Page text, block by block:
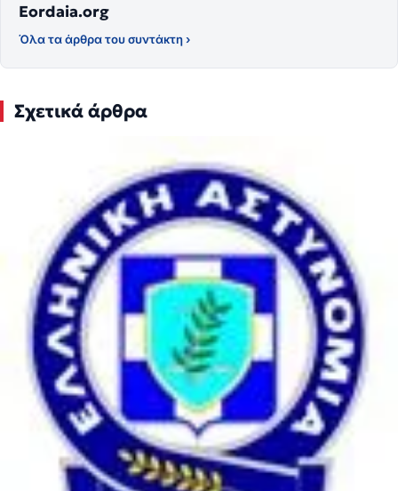
Eordaia.org
Όλα τα άρθρα του συντάκτη ›
Σχετικά άρθρα